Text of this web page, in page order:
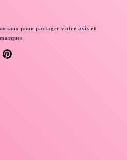
pour partager votre avis et
Pinterest